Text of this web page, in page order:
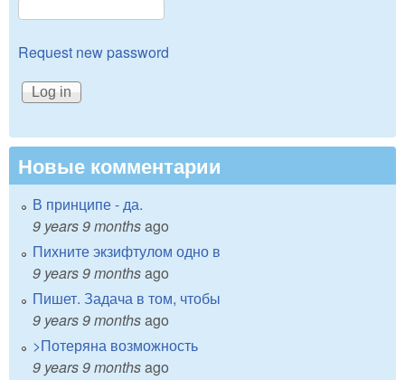
Request new password
Новые комментарии
В принципе - да.
9 years 9 monthsago
Пихните экзифтулом одно в
9 years 9 monthsago
Пишет. Задача в том, чтобы
9 years 9 monthsago
>Потеряна возможность
9 years 9 monthsago